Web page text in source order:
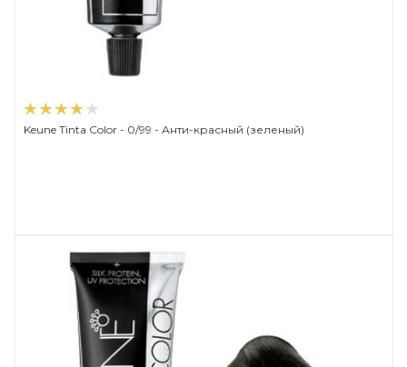
Keune Tinta Color - 0/99 - Анти-красный (зеленый)